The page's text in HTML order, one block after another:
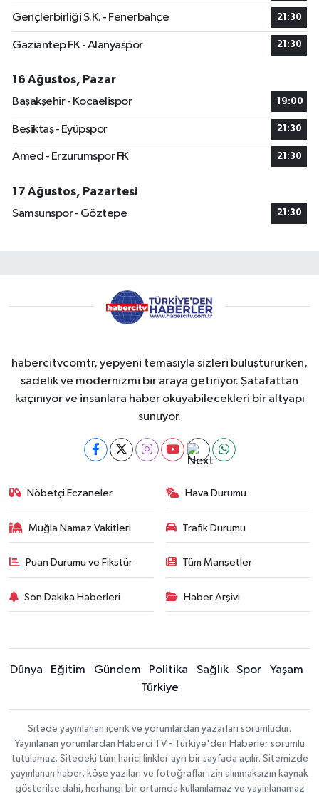
Gençlerbirliği S.K. - Fenerbahçe 21:30
Gaziantep FK - Alanyaspor 21:30
16 Ağustos, Pazar
Başakşehir - Kocaelispor
19:00
Beşiktaş - Eyüpspor 21:30
Amed - Erzurumspor FK 21:30
17 Ağustos, Pazartesi
Samsunspor - Göztepe
21:30
habercitvcomtr, yepyeni temasıyla sizleri buluştururken,
sadelik ve modernizmi bir araya getiriyor. Şatafattan
kaçınıyor ve insanlara haber okuyabilecekleri bir altyapı
sunuyor.
Nöbetçi Eczaneler Hava Durumu
Muğla Namaz Vakitleri Trafik Durumu
Puan Durumu ve Fikstür Tüm Manşetler
Son Dakika Haberleri Haber Arşivi
Dünya Eğitim Gündem Politika Sağlık Spor
Yaşam
Türkiye
Sitede yayınlanan içerik ve yorumlardan yazarları sorumludur.
Yayınlanan yorumlardan Haberci TV - Türkiye'den Haberler sorumlu
tutulamaz. Sitedeki tüm harici linkler ayrı bir sayfada açılır. Sitemizde
yayınlanan haber, köşe yazıları ve fotoğraflar izin alınmaksızın kaynak
gösterilse dahi, herhangi bir ortamda kullanılamaz ve yayınlanamaz